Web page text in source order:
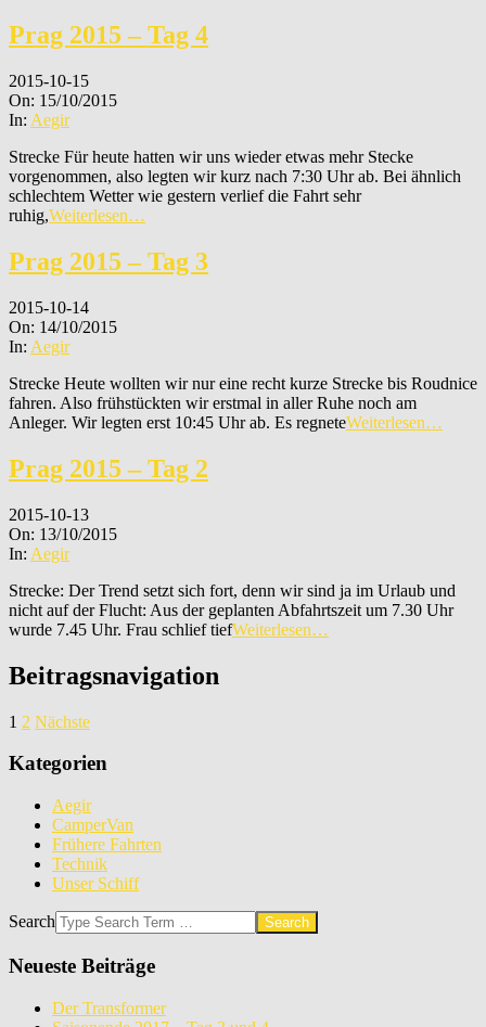
Prag 2015 – Tag 4
2015-10-15
On: 15/10/2015
In: Aegir
Strecke Für heute hatten wir uns wieder etwas mehr Stecke
vorgenommen, also legten wir kurz nach 7:30 Uhr ab. Bei ähnlich
schlechtem Wetter wie gestern verlief die Fahrt sehr
ruhig,Weiterlesen…
Prag 2015 – Tag 3
2015-10-14
On: 14/10/2015
In: Aegir
Strecke Heute wollten wir nur eine recht kurze Strecke bis Roudnice
fahren. Also frühstückten wir erstmal in aller Ruhe noch am
Anleger. Wir legten erst 10:45 Uhr ab. Es regneteWeiterlesen…
Prag 2015 – Tag 2
2015-10-13
On: 13/10/2015
In: Aegir
Strecke: Der Trend setzt sich fort, denn wir sind ja im Urlaub und
nicht auf der Flucht: Aus der geplanten Abfahrtszeit um 7.30 Uhr
wurde 7.45 Uhr. Frau schlief tiefWeiterlesen…
Beitragsnavigation
1 2 Nächste
Kategorien
Aegir
CamperVan
Frühere Fahrten
Technik
Unser Schiff
Search
Neueste Beiträge
Der Transformer